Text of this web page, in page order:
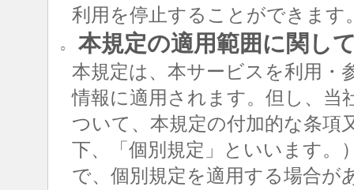
利用を停止することができます
○ 本規定の適用範囲に関し
本規定は、本サービスを利用・
情報に適用されます。但し、当
ついて、本規定の付加的な条項
下、「個別規定」といいます。
で、個別規定を適用する場合が